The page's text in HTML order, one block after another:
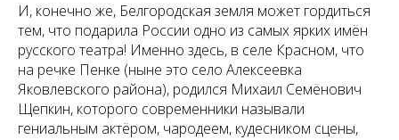
И, конечно же, Белгородская земля может гордиться
тем, что подарила России одно из самых ярких имён
русского театра! Именно здесь, в селе Красном, что
на речке Пенке (ныне это село Алексеевка
Яковлевского района), родился Михаил Семёнович
Щепкин, которого современники называли
гениальным актёром, чародеем, кудесником сцены,